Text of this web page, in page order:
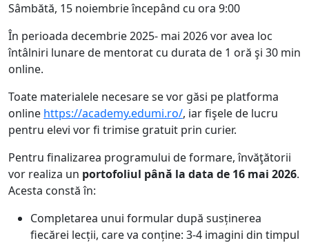
Sâmbătă, 15 noiembrie începând cu ora 9:00
În perioada decembrie 2025- mai 2026 vor avea loc
întâlniri lunare de mentorat cu durata de 1 oră şi 30 min
online.
Toate materialele necesare se vor găsi pe platforma
online https://academy.edumi.ro/, iar fişele de lucru
pentru elevi vor fi trimise gratuit prin curier.
Pentru finalizarea programului de formare, învăţătorii
vor realiza un portofoliul până la data de 16 mai 2026.
Acesta constă în:
Completarea unui formular după susținerea
fiecărei lecții, care va conține: 3-4 imagini din timpul